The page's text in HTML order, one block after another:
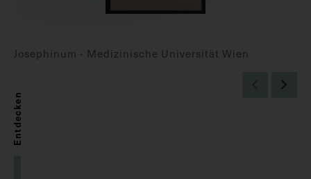
Josephinum - Medizinische Universität Wien
Entdecken